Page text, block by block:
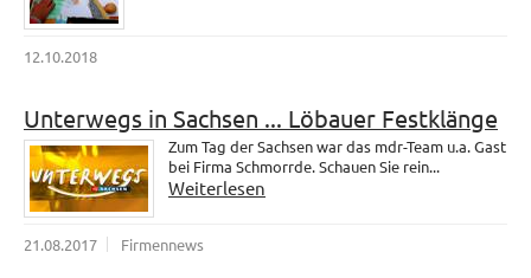
12.10.2018
Unterwegs in Sachsen ... Löbauer Festklänge
Zum Tag der Sachsen war das mdr-Team u.a. Gast
bei Firma Schmorrde. Schauen Sie rein...
Weiterlesen
21.08.2017 Firmennews